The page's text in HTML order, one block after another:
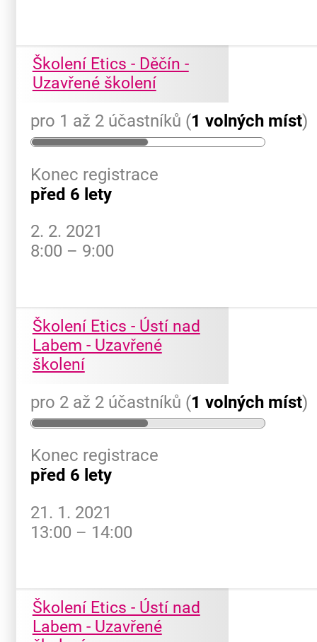
Školení Etics - Děčín -
Uzavřené školení
pro 1 až 2 účastníků (1 volných míst)
Konec registrace
před 6 lety
2. 2. 2021
8:00 – 9:00
Školení Etics - Ústí nad
Labem - Uzavřené
školení
pro 2 až 2 účastníků (1 volných míst)
Konec registrace
před 6 lety
21. 1. 2021
13:00 – 14:00
Školení Etics - Ústí nad
Labem - Uzavřené